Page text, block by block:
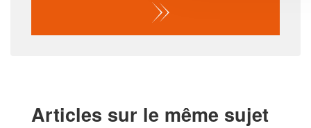
Articles sur le même sujet